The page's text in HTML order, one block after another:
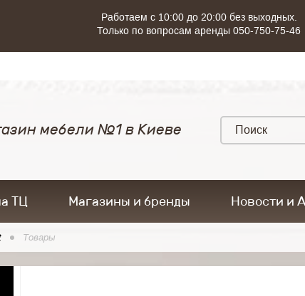
Работаем с 10:00 до 20:00 без выходных.
Только по вопросам аренды 050-750-75-46
мебели №1 в Киеве
ТЦ Магазины и бренды Новости и
Товары